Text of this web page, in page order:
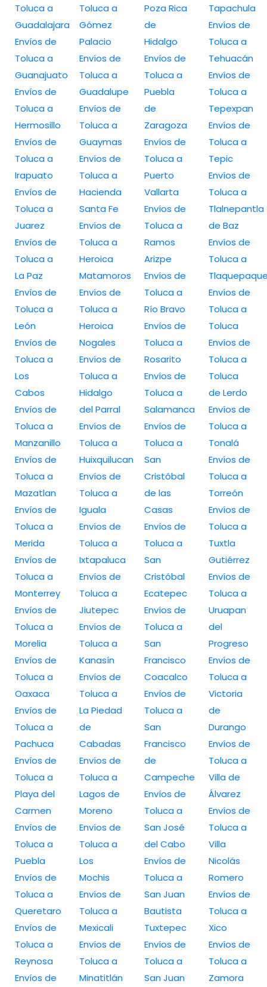
Toluca a
Guadalajara
Envíos de
Toluca a
Guanajuato
Envíos de
Toluca a
Hermosillo
Envíos de
Toluca a
Irapuato
Envíos de
Toluca a
Juarez
Envíos de
Toluca a
La Paz
Envíos de
Toluca a
León
Envíos de
Toluca a
Los
Cabos
Envíos de
Toluca a
Manzanillo
Envíos de
Toluca a
Mazatlan
Envíos de
Toluca a
Merida
Envíos de
Toluca a
Monterrey
Envíos de
Toluca a
Morelia
Envíos de
Toluca a
Oaxaca
Envíos de
Toluca a
Pachuca
Envíos de
Toluca a
Playa del
Carmen
Envíos de
Toluca a
Puebla
Envíos de
Toluca a
Queretaro
Envíos de
Toluca a
Reynosa
Envíos de
Toluca a
Gómez
Palacio
Envíos de
Toluca a
Guadalupe
Envíos de
Toluca a
Guaymas
Envíos de
Toluca a
Hacienda
Santa Fe
Envíos de
Toluca a
Heroica
Matamoros
Envíos de
Toluca a
Heroica
Nogales
Envíos de
Toluca a
Hidalgo
del Parral
Envíos de
Toluca a
Huixquilucan
Envíos de
Toluca a
Iguala
Envíos de
Toluca a
Ixtapaluca
Envíos de
Toluca a
Jiutepec
Envíos de
Toluca a
Kanasín
Envíos de
Toluca a
La Piedad
de
Cabadas
Envíos de
Toluca a
Lagos de
Moreno
Envíos de
Toluca a
Los
Mochis
Envíos de
Toluca a
Mexicali
Envíos de
Toluca a
Minatitlán
Poza Rica
de
Hidalgo
Envíos de
Toluca a
Puebla
de
Zaragoza
Envíos de
Toluca a
Puerto
Vallarta
Envíos de
Toluca a
Ramos
Arizpe
Envíos de
Toluca a
Río Bravo
Envíos de
Toluca a
Rosarito
Envíos de
Toluca a
Salamanca
Envíos de
Toluca a
San
Cristóbal
de las
Casas
Envíos de
Toluca a
San
Cristóbal
Ecatepec
Envíos de
Toluca a
San
Francisco
Coacalco
Envíos de
Toluca a
San
Francisco
de
Campeche
Envíos de
Toluca a
San José
del Cabo
Envíos de
Toluca a
San Juan
Bautista
Tuxtepec
Envíos de
Toluca a
San Juan
Tapachula
Envíos de
Toluca a
Tehuacán
Envíos de
Toluca a
Tepexpan
Envíos de
Toluca a
Tepic
Envíos de
Toluca a
Tlalnepantla
de Baz
Envíos de
Toluca a
Envíos de
Toluca a
Toluca
Envíos de
Toluca a
Toluca
de Lerdo
Envíos de
Toluca a
Tonalá
Envíos de
Toluca a
Torreón
Envíos de
Toluca a
Tuxtla
Gutiérrez
Envíos de
Toluca a
Uruapan
del
Progreso
Envíos de
Toluca a
Victoria
de
Durango
Envíos de
Toluca a
Villa de
Álvarez
Envíos de
Toluca a
Villa
Nicolás
Romero
Envíos de
Toluca a
Xico
Envíos de
Toluca a
Zamora